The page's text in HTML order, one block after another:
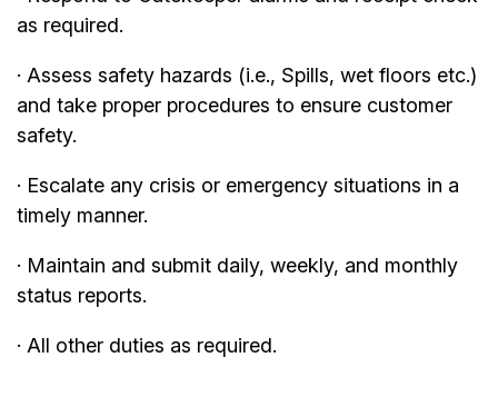
as required.
· Assess safety hazards (i.e., Spills, wet floors etc.)
and take proper procedures to ensure customer
safety.
· Escalate any crisis or emergency situations in a
timely manner.
· Maintain and submit daily, weekly, and monthly
status reports.
· All other duties as required.